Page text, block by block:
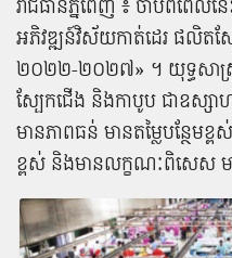
រាជធានីភ្នំពេញ​ ៖ ចាប់ពី​ពេល​ន
អភិវឌ្ឍន៍​វិស័យ​កាត់ដេរ ផលិត​ស្
២០២២-២០២៧» ​។ យុទ្ធសាស្
ស្បែកជើង និង​កាបូប ជា​ឧស្សា
មាន​ភាព​ធន់ មាន​តម្លៃបន្ថែម​
ខ្ពស់​ និង​មាន​លក្ខណៈ​ពិសេស ម